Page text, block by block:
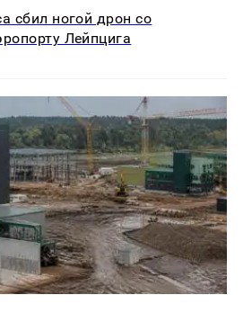
сбил ногой дрон со
Лейпцига